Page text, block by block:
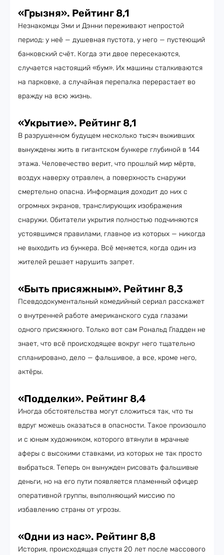
«Грызня». Рейтинг 8,1
Незнакомцы Эми и Дэнни переживают непростой
период: у неё — душевная пустота, у него — пустеющий
банковский счёт. Когда эти двое пересекаются,
случается настоящий «бум». Их машины сталкиваются
на парковке, а случайная перепалка перерастает во
вражду на всю жизнь.
«Укрытие». Рейтинг 8,1
В разрушенном будущем несколько тысяч выживших
вынуждены жить в гигантском бункере глубиной в 144
этажа. Человечество верит, что прошлый мир мёртв,
воздух наверху отравлен, а поверхность снаружи
смертельно опасна. Информация доходит до них с
огромных экранов, транслирующих изображения
снаружи. Обитатели укрытия полностью подчиняются
устоявшимся правилами, главное из которых — никогда
не выходить из бункера. Всё меняется, когда один из
жителей решает нарушить запрет.
«Быть присяжным». Рейтинг 8,3
Псевдодокументальный комедийный сериал расскажет
о внутренней работе американского суда глазами
одного присяжного. Только вот сам Рональд Гладден не
знает, что всё происходящее вокруг него тщательно
спланировано, дело — фальшивое, а все, кроме него,
актёры.
«Подделки». Рейтинг 8,4
Иногда обстоятельства могут сложиться так, что ты
вдруг можешь оказаться в опасности. Такое произошло
и с юным художником, которого втянули в мрачные
аферы с высокими ставками, из которых не так просто
выбраться. Теперь он вынужден рисовать фальшивые
деньги, но на его пути появляется пламенный офицер
оперативной группы, выполняющий миссию по
избавлению страны от угрозы.
«Одни из нас». Рейтинг 8,8
История, происходящая спустя 20 лет после массового